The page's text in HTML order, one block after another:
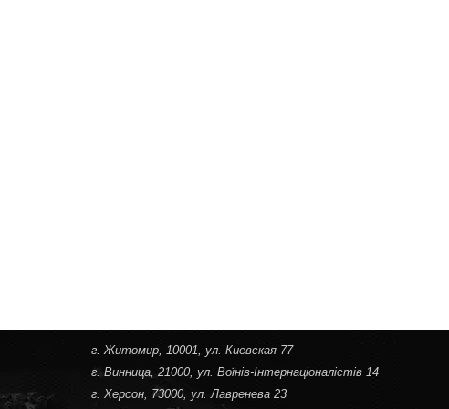
г. Житомир, 10001, ул. Киевская 77
г. Винница, 21000, ул. Воїнів-Інтернаціоналістів 14
г. Херсон, 73000, ул. Лавренева 23